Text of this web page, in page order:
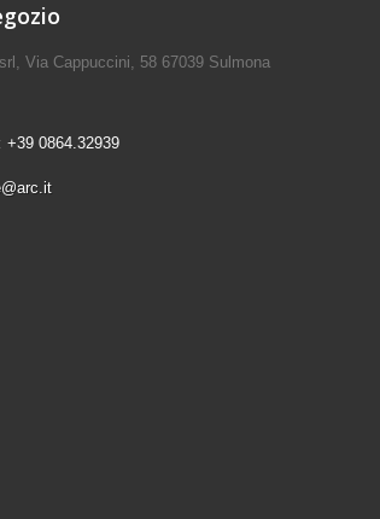
Via Cappuccini, 58 67039 Sulmona
+39 0864.32939